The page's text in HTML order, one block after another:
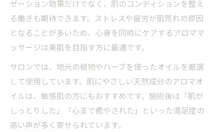
ゼーション効果だけでなく、肌のコンディションを整え
る働きも期待できます。ストレスや疲労が肌荒れの原因
となることが多いため、心身を同時にケアするアロママ
ッサージは美肌を目指す方に最適です。
サロンでは、地元の植物やハーブを使ったオイルを厳選
して使用しています。肌にやさしい天然成分のアロマオ
イルは、敏感肌の方にもおすすめです。施術後は「肌が
しっとりした」「心まで癒やされた」といった満足度の
高い声が多く寄せられています。